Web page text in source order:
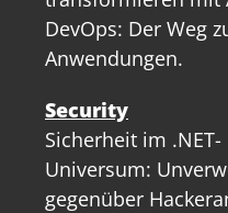
DevOps: Der Weg
Anwendungen.
Security
Sicherheit im .NET-
Universum:
gegenüber